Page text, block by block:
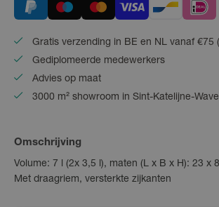
Gratis verzending in BE en NL vanaf €75
Gediplomeerde medewerkers
Advies op maat
3000 m² showroom in Sint-Katelijne-
Omschrijving
Volume: 7 l (2x 3,5 l), maten (L x B x H): 23 x
Met draagriem, versterkte zijkanten